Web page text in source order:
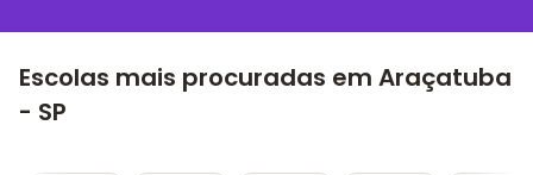
Escolas mais procuradas em Araçatuba
- SP